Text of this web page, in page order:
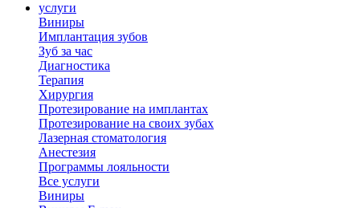
услуги
Виниры
Имплантация зубов
Зуб за час
Диагностика
Терапия
Хирургия
Протезирование на имплантах
Протезирование на своих зубах
Лазерная стоматология
Анестезия
Программы лояльности
Все услуги
Виниры